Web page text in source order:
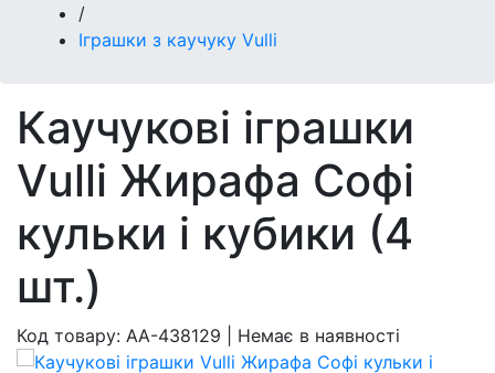
/
Іграшки з каучуку Vulli
Каучукові іграшки
Vulli Жирафа Софі
кульки і кубики (4
шт.)
Код товару: AA-438129 Немає в наявності